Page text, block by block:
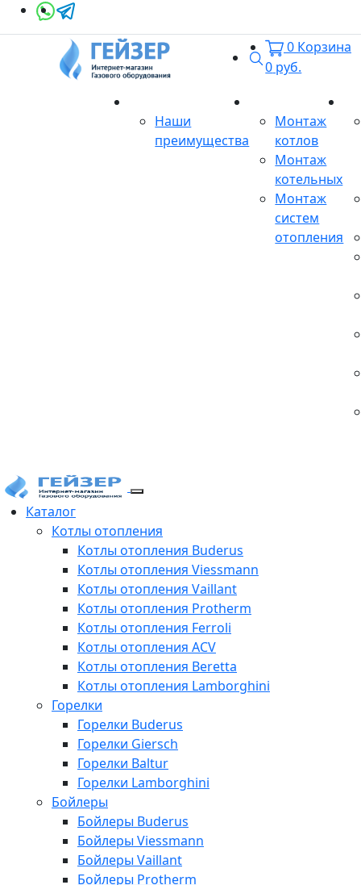
Поиск
0 Корзина
0 руб.
Наши
преимущества
Монтаж
котлов
Монтаж
котельных
Монтаж
систем
отопления
Каталог
Котлы отопления
Котлы отопления Buderus
Котлы отопления Viessmann
Котлы отопления Vaillant
Котлы отопления Protherm
Котлы отопления Ferroli
Котлы отопления ACV
Котлы отопления Beretta
Котлы отопления Lamborghini
Горелки
Горелки Buderus
Горелки Giersch
Горелки Baltur
Горелки Lamborghini
Бойлеры
Бойлеры Buderus
Бойлеры Viessmann
Бойлеры Vaillant
Бойлеры Protherm